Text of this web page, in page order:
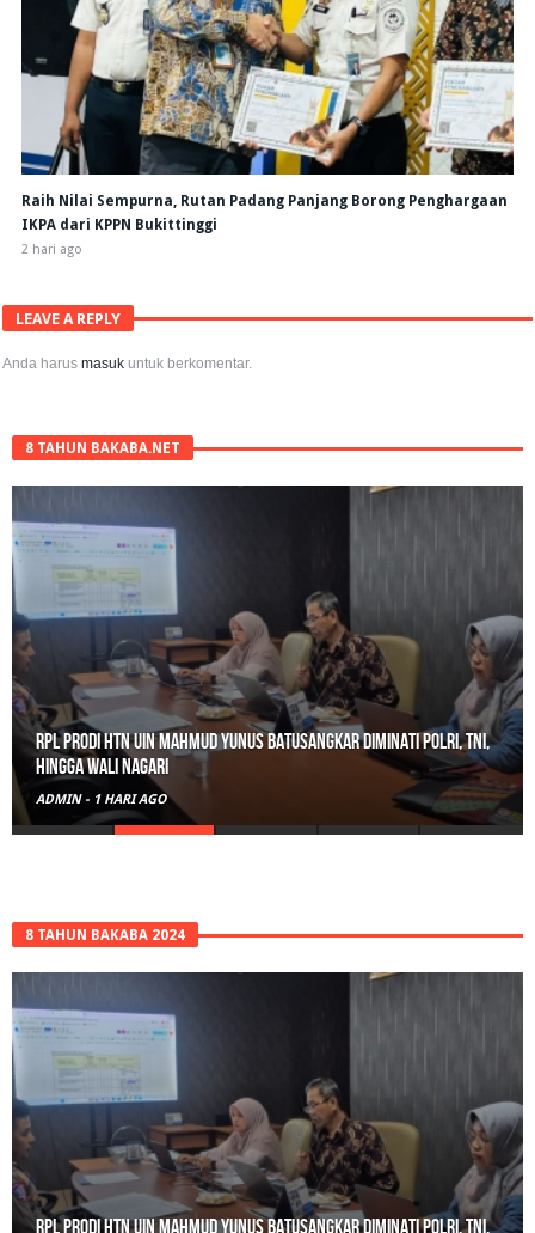
Raih Nilai Sempurna, Rutan Padang Panjang Borong Penghargaan
IKPA dari KPPN Bukittinggi
2 hari ago
LEAVE A REPLY
Anda harusmasuk untuk berkomentar.
8 TAHUN BAKABA.NET
RPL Prodi HTN UIN Mahmud Yunus Batusangkar Diminati Polri, TNI,
hingga Wali Nagari
ADMIN - 1 HARI AGO
8 TAHUN BAKABA 2024
RPL Prodi HTN UIN Mahmud Yunus Batusangkar Diminati Polri, TNI,